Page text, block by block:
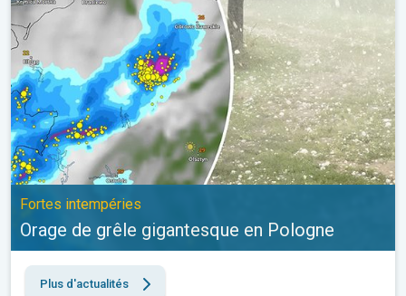
Fortes intempéries
Orage de grêle gigantesque en Pologne
Plus d'actualités